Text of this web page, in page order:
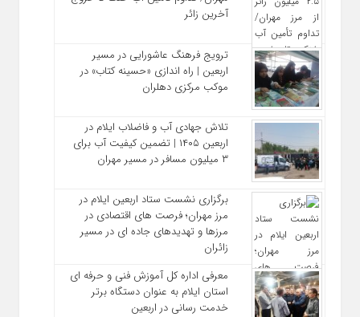
آخرین زائر
ترویج فرهنگ عاشورایی در مسیر
اربعین | راه‌ اندازی «حسینه کتاب» در
موکب مرکزی دهلران
تلاش جهادی آب و فاضلاب ایلام در
اربعین ۱۴۰۵ | تضمین کیفیت آب برای
۳ میلیون مسافر در مسیر مهران
برگزاری نشست ستاد اربعین ایلام در
مرز مهران؛ فرصت‌ های اقتصادی در
مرزها و تهدیدهای جاده‌ ای در مسیر
زائران
معرفی اداره کل آموزش فنی و حرفه‌ ای
استان ایلام به‌ عنوان دستگاه برتر
خدمت‌ رسانی در اربعین